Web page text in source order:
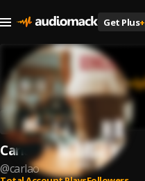
Get Plus+
Carlão
@carlao